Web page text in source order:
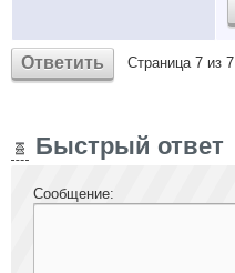
Ответить Страница 7 из 7
Быстрый ответ
Сообщение: